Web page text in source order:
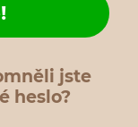
jste
heslo?